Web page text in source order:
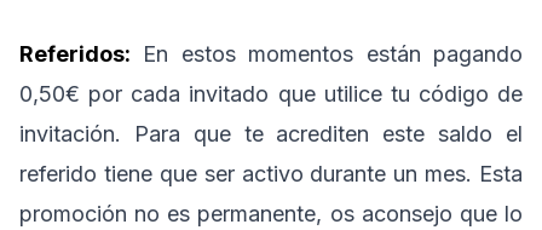
Referidos: En estos momentos están pagando
0,50€ por cada invitado que utilice tu código de
invitación. Para que te acrediten este saldo el
referido tiene que ser activo durante un mes. Esta
promoción no es permanente, os aconsejo que lo